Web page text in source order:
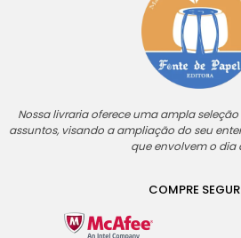
Nossa livraria oferece uma ampla
assuntos, visando a ampliação do seu
que envolvem o dia
COMPRE